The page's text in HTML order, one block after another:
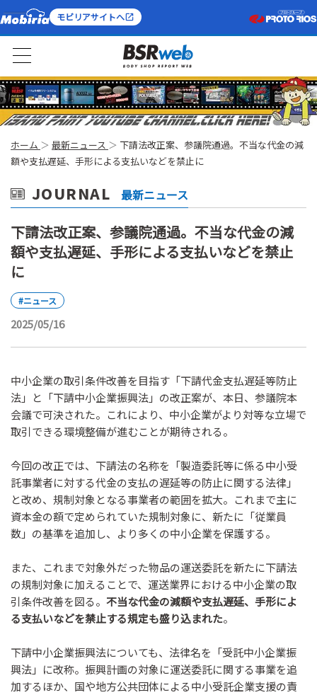
モビリアサイトへ
ホーム 最新ニュース
下請法改正案、参議院通過。不当な代金の減
額や支払遅延、手形による支払いなどを禁止に
JOURNAL 最新ニュース
下請法改正案、参議院通過。不当な代金の減
額や支払遅延、手形による支払いなどを禁止
に
#ニュース
2025/05/16
中小企業の取引条件改善を目指す「下請代金支払遅延等防止
法」と「下請中小企業振興法」の改正案が、本日、参議院本
会議で可決された。これにより、中小企業がより対等な立場で
取引できる環境整備が進むことが期待される。
今回の改正では、下請法の名称を「製造委託等に係る中小受
託事業者に対する代金の支払の遅延等の防止に関する法律」
と改め、規制対象となる事業者の範囲を拡大。これまで主に
資本金の額で定められていた規制対象に、新たに「従業員
数」の基準を追加し、より多くの中小企業を保護する。
また、これまで対象外だった物品の運送委託を新たに下請法
の規制対象に加えることで、運送業界における中小企業の取
引条件改善を図る。 不当な代金の減額や支払遅延、手形によ
る支払いなどを禁止する規定も盛り込まれた。
下請中小企業振興法についても、法律名を「受託中小企業振
興法」に改称。振興計画の対象に運送委託に関する事業を追
加するほか、国や地方公共団体による中小受託企業支援の責